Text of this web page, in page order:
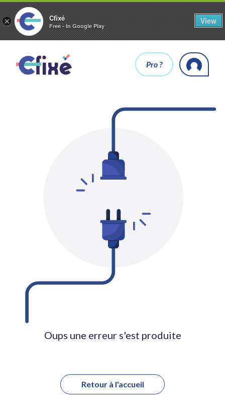
× Cfixé
Free - In Google Play
View
Pro ?
Oups une erreur s'est produite
Retour à l'accueil